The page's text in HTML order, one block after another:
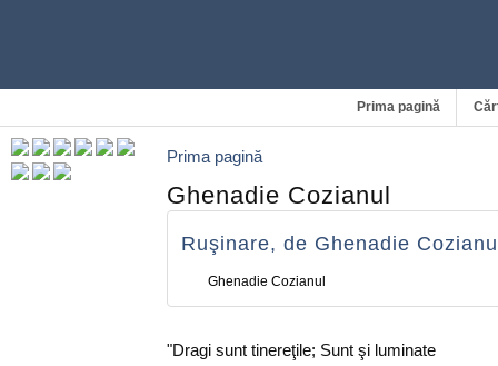
Prima pagină
Prima pagină
Ghenadie Cozianul
Ruşinare, de Ghenadie
Ghenadie Cozianul
"Dragi sunt tinereţile; Sunt şi luminate